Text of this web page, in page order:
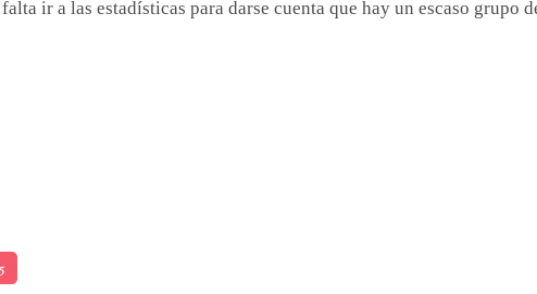
ir a las estadísticas para darse cuenta que hay un escaso grupo
5